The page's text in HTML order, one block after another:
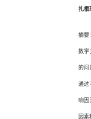
扎根
摘要
数学
的问
通过
响因
因